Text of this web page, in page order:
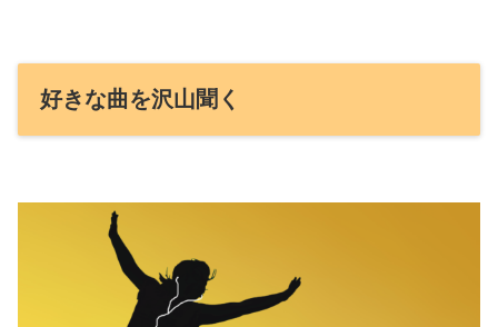
好きな曲を沢山聞く